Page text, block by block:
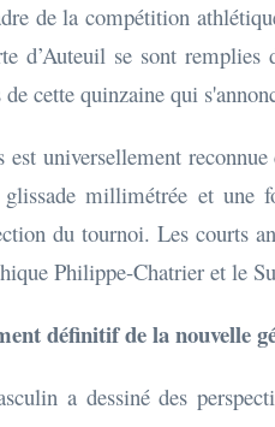
de la compétition
d’Auteuil se sont
cette quinzaine qui
est universellement
millimétrée et une
du tournoi. Les courts
Philippe-Chatrier et le
définitif de la nouvelle
a dessiné des